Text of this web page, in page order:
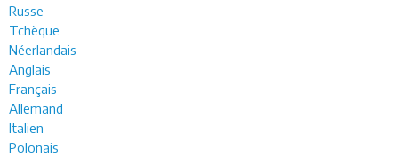
Russe
Tchèque
Néerlandais
Anglais
Français
Allemand
Italien
Polonais